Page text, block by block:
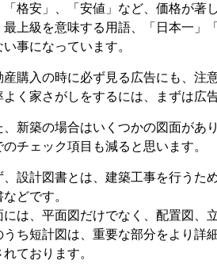
「格安」、「安値」など、価格が著
最上級を意味する用語、「日本一」
い事になっています。
産購入の時に必ず見る広告にも、注
よく家さがしをするには、まずは広
、新築の場合はいくつかの図面があ
のチェック項目も減ると思います。
、設計図書とは、建築工事を行うた
どです。
には、平面図だけでなく、配置図、
うち短計図は、重要な部分をより詳
れております。